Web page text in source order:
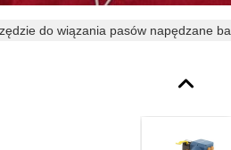
do wiązania pasów napędzane